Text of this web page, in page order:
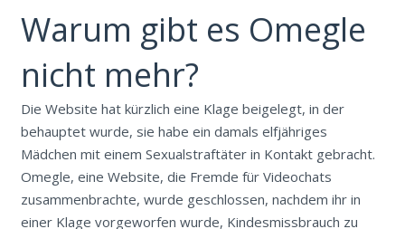
Warum gibt es Omegle
nicht mehr?
Die Website hat kürzlich eine Klage beigelegt, in der
behauptet wurde, sie habe ein damals elfjähriges
Mädchen mit einem Sexualstraftäter in Kontakt gebracht.
Omegle, eine Website, die Fremde für Videochats
zusammenbrachte, wurde geschlossen, nachdem ihr in
einer Klage vorgeworfen wurde, Kindesmissbrauch zu